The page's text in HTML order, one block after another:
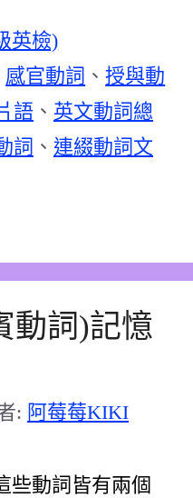
英檢)
感官動詞 、授與動
語 、 英文動詞總
詞 、 連綴動詞文
動詞)記憶
: 阿莓莓KIKI
些動詞皆有兩個